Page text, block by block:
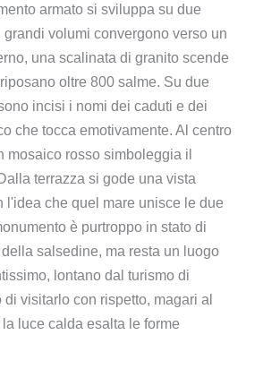
armato si sviluppa su due
grandi volumi convergono verso un
una scalinata di granito scende
oltre 800 salme. Su due
incisi i nomi dei caduti e dei
che tocca emotivamente. Al centro
mosaico rosso simboleggia il
terrazza si gode una vista
l'idea che quel mare unisce le due
è purtroppo in stato di
salsedine, ma resta un luogo
lontano dal turismo di
visitarlo con rispetto, magari al
luce calda esalta le forme